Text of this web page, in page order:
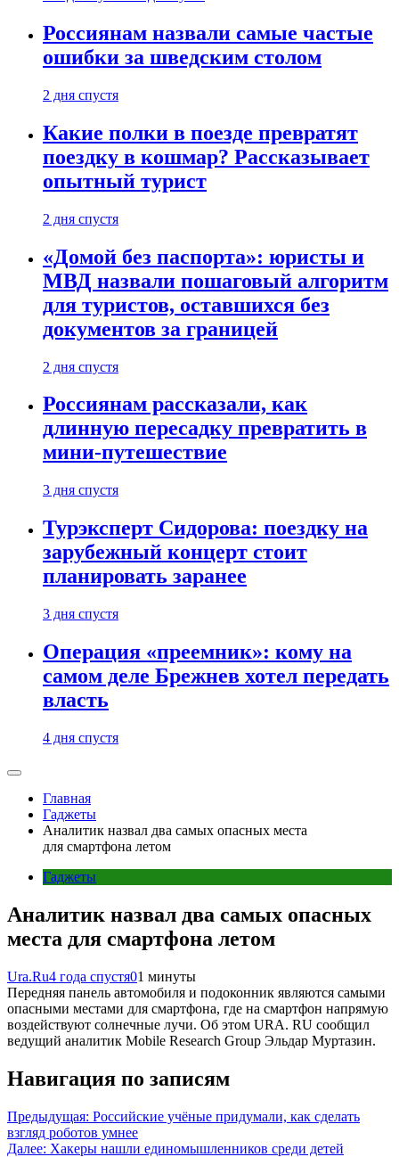
Россиянам назвали самые частые
ошибки за шведским столом
2 дня спустя
Какие полки в поезде превратят
поездку в кошмар? Рассказывает
опытный турист
2 дня спустя
«Домой без паспорта»: юристы и
МВД назвали пошаговый алгоритм
для туристов, оставшихся без
документов за границей
2 дня спустя
Россиянам рассказали, как
длинную пересадку превратить в
мини-путешествие
3 дня спустя
Турэксперт Сидорова: поездку на
зарубежный концерт стоит
планировать заранее
3 дня спустя
Операция «преемник»: кому на
самом деле Брежнев хотел передать
власть
4 дня спустя
Главная
Гаджеты
Аналитик назвал два самых опасных места
для смартфона летом
Гаджеты
Аналитик назвал два самых опасных
места для смартфона летом
Ura.Ru4 года спустя01 минуты
Передняя панель автомобиля и подоконник являются самыми
опасными местами для смартфона, где на смартфон напрямую
воздействуют солнечные лучи. Об этом URA. RU сообщил
ведущий аналитик Mobile Research Group Эльдар Муртазин.
Навигация по записям
Предыдущая: Российские учёные придумали, как сделать
взгляд роботов умнее
Далее: Хакеры нашли единомышленников среди детей